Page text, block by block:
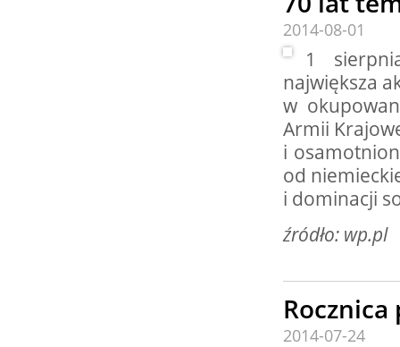
2014-08-01
1
największa
w
Armii
i
od
i dominacji
źródło: wp.pl
2014-07-24